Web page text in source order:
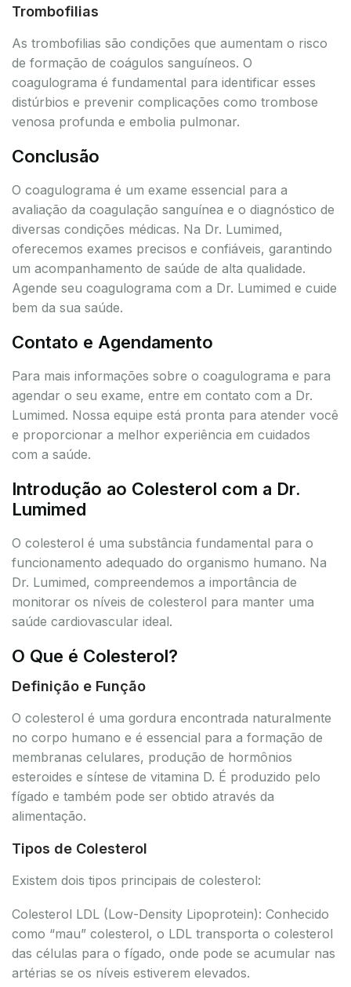
Trombofilias
As trombofilias são condições que aumentam o risco
de formação de coágulos sanguíneos. O
coagulograma é fundamental para identificar esses
distúrbios e prevenir complicações como trombose
venosa profunda e embolia pulmonar.
Conclusão
O coagulograma é um exame essencial para a
avaliação da coagulação sanguínea e o diagnóstico de
diversas condições médicas. Na Dr. Lumimed,
oferecemos exames precisos e confiáveis, garantindo
um acompanhamento de saúde de alta qualidade.
Agende seu coagulograma com a Dr. Lumimed e cuide
bem da sua saúde.
Contato e Agendamento
Para mais informações sobre o coagulograma e para
agendar o seu exame, entre em contato com a Dr.
Lumimed. Nossa equipe está pronta para atender você
e proporcionar a melhor experiência em cuidados
com a saúde.
Introdução ao Colesterol com a Dr.
Lumimed
O colesterol é uma substância fundamental para o
funcionamento adequado do organismo humano. Na
Dr. Lumimed, compreendemos a importância de
monitorar os níveis de colesterol para manter uma
saúde cardiovascular ideal.
O Que é Colesterol?
Definição e Função
O colesterol é uma gordura encontrada naturalmente
no corpo humano e é essencial para a formação de
membranas celulares, produção de hormônios
esteroides e síntese de vitamina D. É produzido pelo
fígado e também pode ser obtido através da
alimentação.
Tipos de Colesterol
Existem dois tipos principais de colesterol:
Colesterol LDL (Low-Density Lipoprotein): Conhecido
como “mau” colesterol, o LDL transporta o colesterol
das células para o fígado, onde pode se acumular nas
artérias se os níveis estiverem elevados.